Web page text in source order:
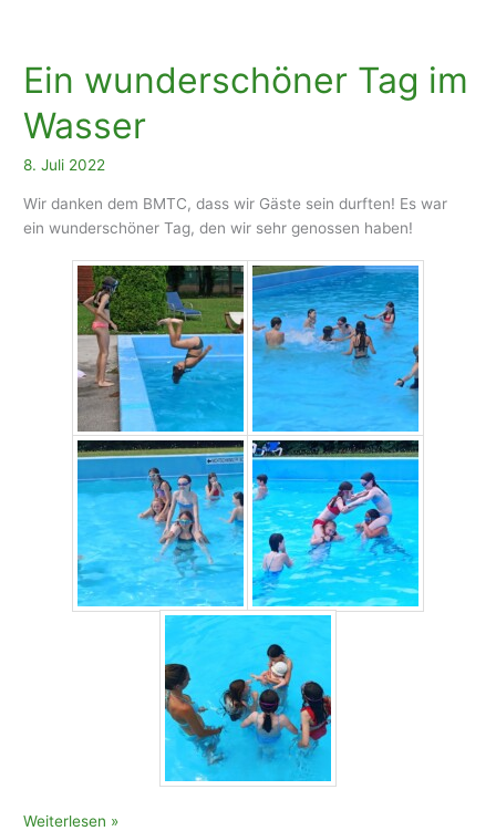
Ein wunderschöner Tag im
Wasser
8. Juli 2022
Wir danken dem BMTC, dass wir Gäste sein durften! Es war
ein wunderschöner Tag, den wir sehr genossen haben!
Ein
Weiterlesen »